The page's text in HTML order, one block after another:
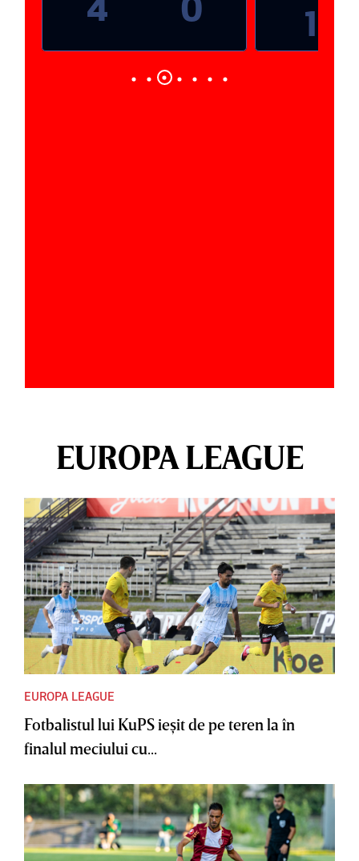
1
EUROPA LEAGUE
EUROPA LEAGUE
Fotbalistul lui KuPS ieşit de pe teren la în
finalul meciului cu...